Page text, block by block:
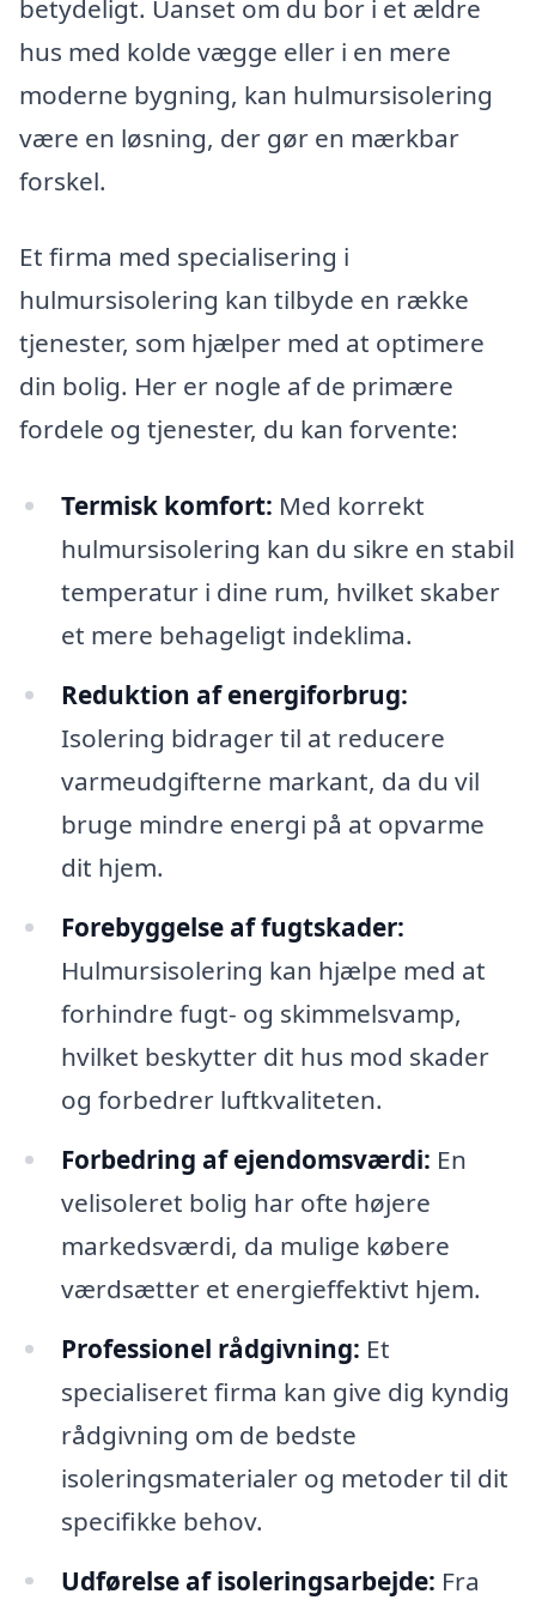
betydeligt. Uanset om du bor i et ældre
hus med kolde vægge eller i en mere
moderne bygning, kan hulmursisolering
være en løsning, der gør en mærkbar
forskel.
Et firma med specialisering i
hulmursisolering kan tilbyde en række
tjenester, som hjælper med at optimere
din bolig. Her er nogle af de primære
fordele og tjenester, du kan forvente:
Termisk komfort: Med korrekt
hulmursisolering kan du sikre en stabil
temperatur i dine rum, hvilket skaber
et mere behageligt indeklima.
Reduktion af energiforbrug:
Isolering bidrager til at reducere
varmeudgifterne markant, da du vil
bruge mindre energi på at opvarme
dit hjem.
Forebyggelse af fugtskader:
Hulmursisolering kan hjælpe med at
forhindre fugt- og skimmelsvamp,
hvilket beskytter dit hus mod skader
og forbedrer luftkvaliteten.
Forbedring af ejendomsværdi: En
velisoleret bolig har ofte højere
markedsværdi, da mulige købere
værdsætter et energieffektivt hjem.
Professionel rådgivning: Et
specialiseret firma kan give dig kyndig
rådgivning om de bedste
isoleringsmaterialer og metoder til dit
specifikke behov.
Udførelse af isoleringsarbejde: Fra